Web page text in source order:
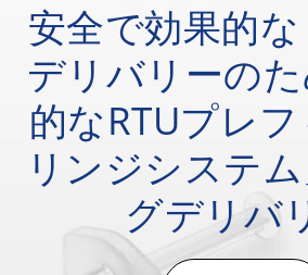
安全で効果的
デリバリーの
的なRTUプレ
リンジシステ
グデリバ